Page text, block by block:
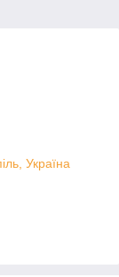
Україна